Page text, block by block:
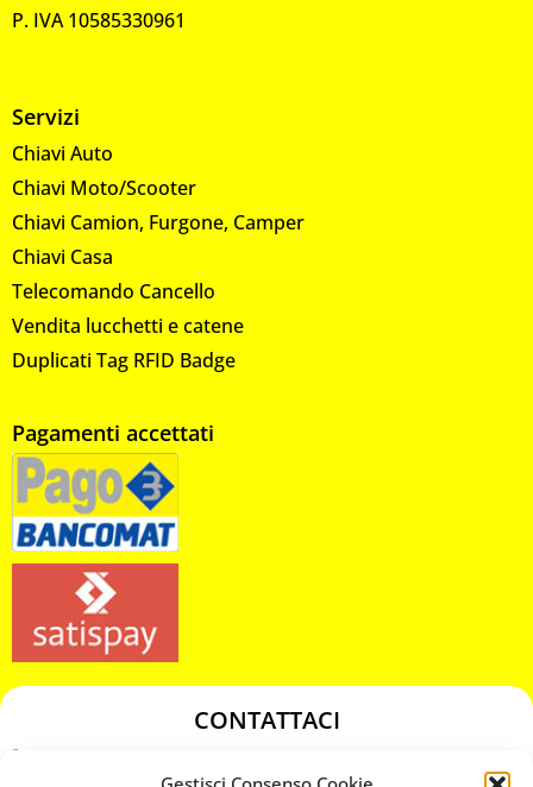
P. IVA 10585330961
Servizi
Chiavi Auto
Chiavi Moto/Scooter
Chiavi Camion, Furgone, Camper
Chiavi Casa
Telecomando Cancello
Vendita lucchetti e catene
Duplicati Tag RFID Badge
Pagamenti accettati
CONTATTACI